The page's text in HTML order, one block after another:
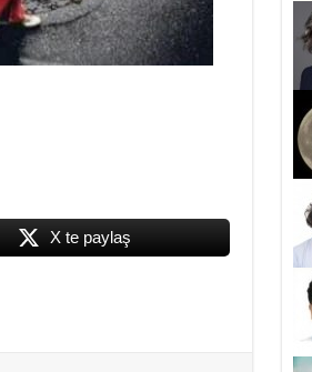
X te paylaş